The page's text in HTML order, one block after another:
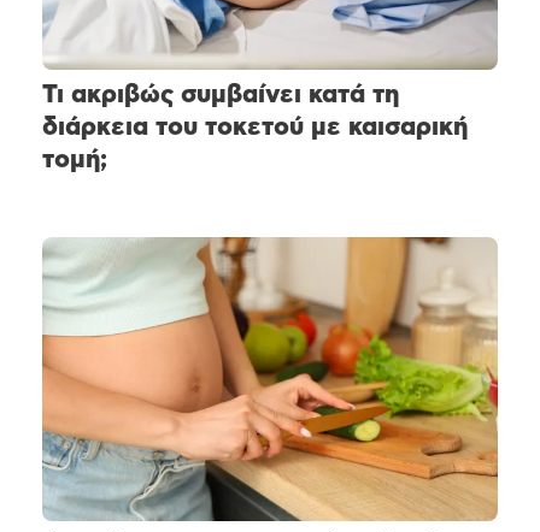
Τι ακριβώς συμβαίνει κατά τη
διάρκεια του τοκετού με καισαρική
τομή;